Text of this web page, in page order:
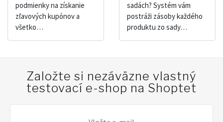
podmienky na získanie
zľavových kupónov a
všetko…
sadách? Systém vám
postráži zásoby každého
produktu zo sady…
Založte si nezáväzne vlastný
testovací e-shop na Shoptet